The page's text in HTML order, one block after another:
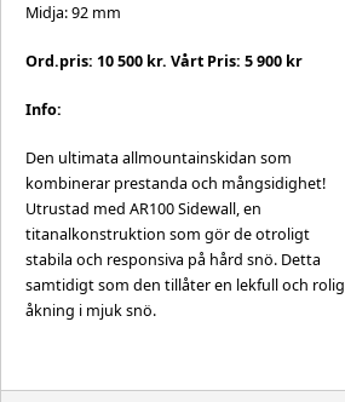
Midja: 92 mm
Ord.pris: 10 500 kr. Vårt Pris: 5 900 kr
Info:
Den ultimata allmountainskidan som
kombinerar prestanda och mångsidighet!
Utrustad med AR100 Sidewall, en
titanalkonstruktion som gör de otroligt
stabila och responsiva på hård snö. Detta
samtidigt som den tillåter en lekfull och rolig
åkning i mjuk snö.